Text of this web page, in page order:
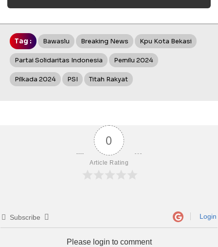
Tag : Bawaslu Breaking News Kpu Kota Bekasi
Partai Solidaritas Indonesia Pemilu 2024
Pilkada 2024 PSI Titah Rakyat
0
Article Rating
Subscribe Login
Please login to comment